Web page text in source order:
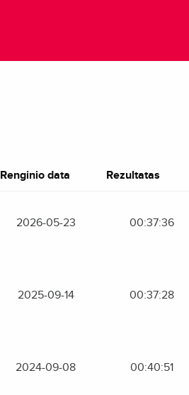
Renginio data Rezultatas
2026-05-23 00:37:36
2025-09-14 00:37:28
2024-09-08 00:40:51